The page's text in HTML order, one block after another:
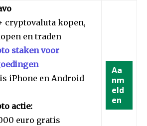
cryptovaluta kopen,
en traden
staken voor
iPhone en Android
actie:
euro gratis
Aa
nm
eld
en